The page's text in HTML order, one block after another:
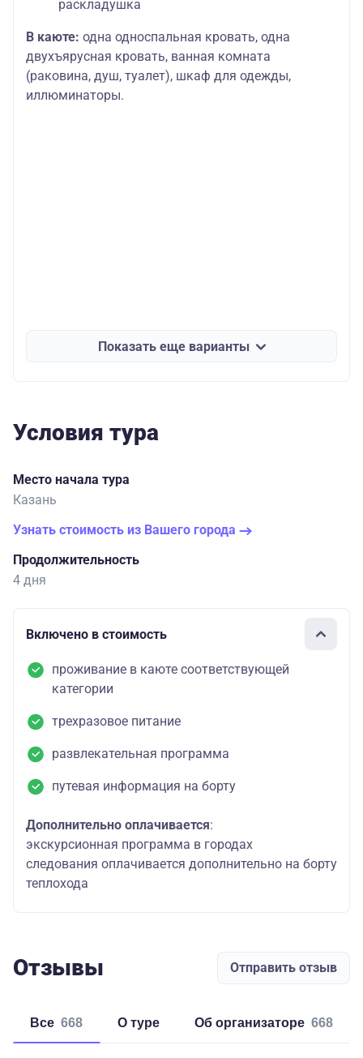
раскладушка
В каюте: одна односпальная кровать, одна
двухъярусная кровать, ванная комната
(раковина, душ, туалет), шкаф для одежды,
иллюминаторы.
Показать еще варианты
Условия тура
Место начала тура
Казань
Узнать стоимость из Вашего города
Продолжительность
4 дня
Включено в стоимость
проживание в каюте соответствующей
категории
трехразовое питание
развлекательная программа
путевая информация на борту
Дополнительно оплачивается:
экскурсионная программа в городах
следования оплачивается дополнительно на борту
теплохода
Отзывы Отправить отзыв
Все 668 о туре об организаторе 668